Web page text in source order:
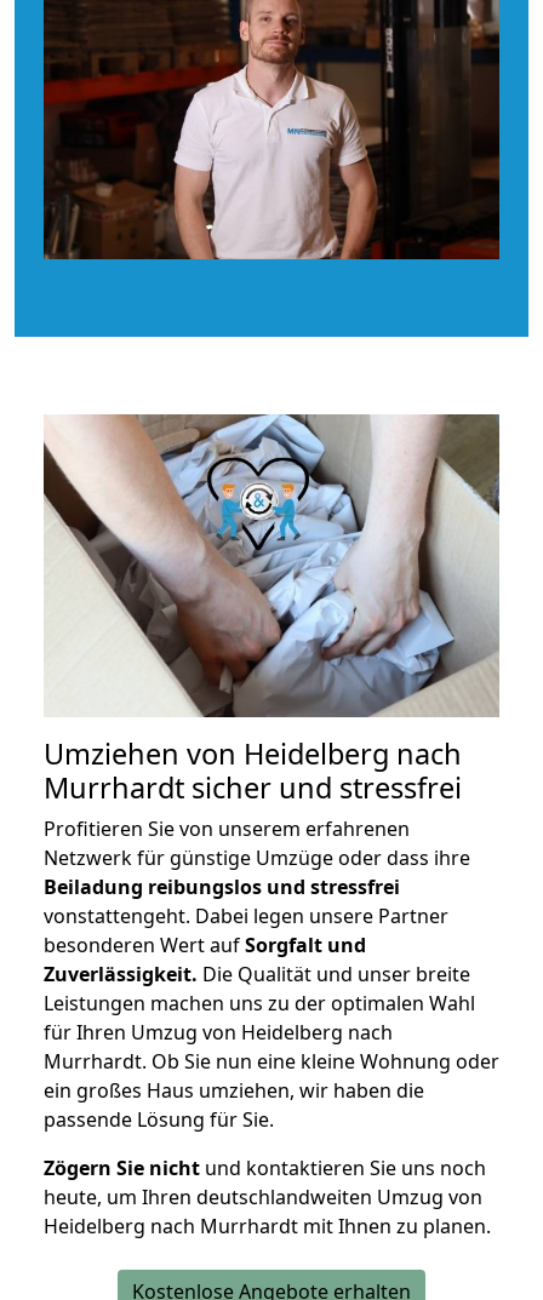
Umziehen von Heidelberg nach
Murrhardt sicher und stressfrei
Profitieren Sie von unserem erfahrenen
Netzwerk für günstige Umzüge oder dass ihre
Beiladung reibungslos und stressfrei
vonstattengeht. Dabei legen unsere Partner
besonderen Wert aufSorgfalt und
Zuverlässigkeit. Die Qualität und unser breite
Leistungen machen uns zu der optimalen Wahl
für Ihren Umzug von Heidelberg nach
Murrhardt. Ob Sie nun eine kleine Wohnung oder
ein großes Haus umziehen, wir haben die
passende Lösung für Sie.
Zögern Sie nicht und kontaktieren Sie uns noch
heute, um Ihren deutschlandweiten Umzug von
Heidelberg nach Murrhardt mit Ihnen zu planen.
Kostenlose Angebote erhalten